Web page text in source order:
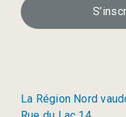
La Région Nord